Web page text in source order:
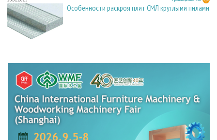
Особенности раскроя плит СМЛ круглыми пилами